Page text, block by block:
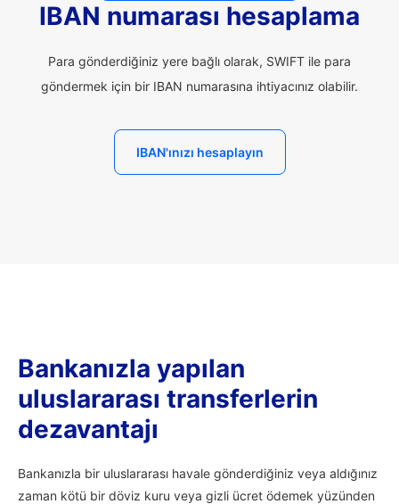
IBAN numarası hesaplama
Para gönderdiğiniz yere bağlı olarak, SWIFT ile para
göndermek için bir IBAN numarasına ihtiyacınız olabilir.
IBAN'ınızı hesaplayın
Bankanızla yapılan
uluslararası transferlerin
dezavantajı
Bankanızla bir uluslararası havale gönderdiğiniz veya aldığınız
zaman kötü bir döviz kuru veya gizli ücret ödemek yüzünden